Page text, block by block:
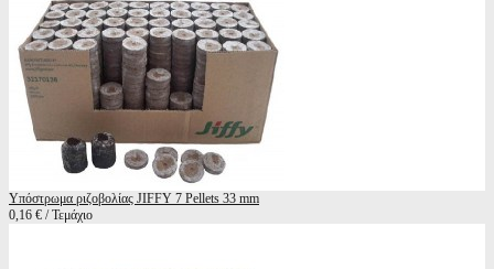
Υπόστρωμα ριζοβολίας JIFFY 7 Pellets 33 mm
0,16 € / Τεμάχιο